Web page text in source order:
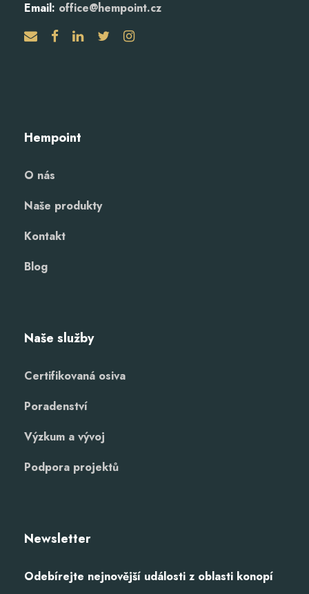
Email: office@hempoint.cz
Hempoint
O nás
Naše produkty
Kontakt
Blog
Naše služby
Certifikovaná osiva
Poradenství
Výzkum a vývoj
Podpora projektů
Newsletter
Odebírejte nejnovější události z oblasti konopí